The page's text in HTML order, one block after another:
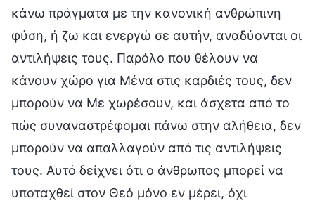
κάνω πράγματα με την κανονική ανθρώπινη
φύση, ή ζω και ενεργώ σε αυτήν, αναδύονται οι
αντιλήψεις τους. Παρόλο που θέλουν να
κάνουν χώρο για Μένα στις καρδιές τους, δεν
μπορούν να Με χωρέσουν, και άσχετα από το
πώς συναναστρέφομαι πάνω στην αλήθεια, δεν
μπορούν να απαλλαγούν από τις αντιλήψεις
τους. Αυτό δείχνει ότι ο άνθρωπος μπορεί να
υποταχθεί στον Θεό μόνο εν μέρει, όχι